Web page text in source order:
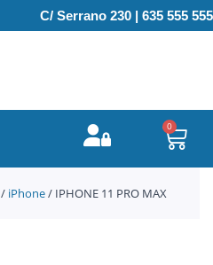
C/ Serrano 230 | 635 555 555
0
/ iPhone/ IPHONE 11 PRO MAX